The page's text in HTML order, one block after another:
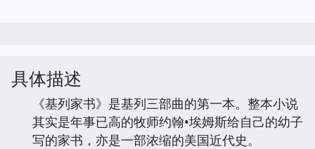
具体描述
《基列家书》是基列三部曲的第一本。整本小说
其实是年事已高的牧师约翰•埃姆斯给自己的幼子
写的家书，亦是一部浓缩的美国近代史。